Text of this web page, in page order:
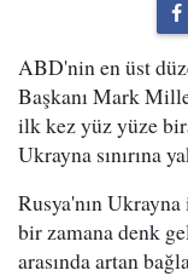
ABD'nin en üst
Başkanı Mark
ilk kez yüz yüze
Ukrayna sınırına
Rusya'nın
bir zamana denk
arasında artan